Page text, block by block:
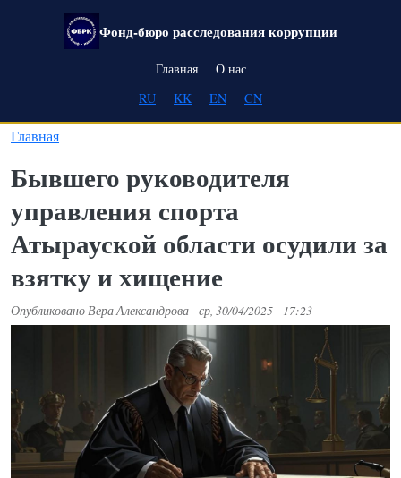
Перейти к основному содержанию
Фонд-бюро расследования коррупции
Main navigation
Главная
О нас
RU
KK EN CN
Главная
Бывшего руководителя
управления спорта
Атырауской области осудили за
взятку и хищение
ОпубликованоВера Александрова- ср, 30/04/2025 - 17:23